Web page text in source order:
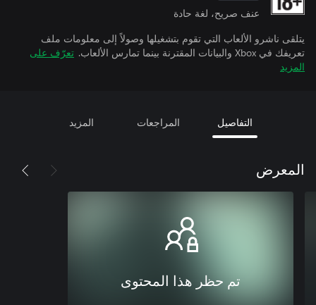
عنف صريح، لغة حادة
يتلقى ناشرو الألعاب التي تقوم بتشغيلها وصولاً إلى معلومات ملف
تعريفك في Xbox والبيانات المقترنة بينما تمارس الألعاب.
تعرّف على
المزيد
التفاصيل المراجعات المزيد
المعرض
تم حظر هذا المحتوى